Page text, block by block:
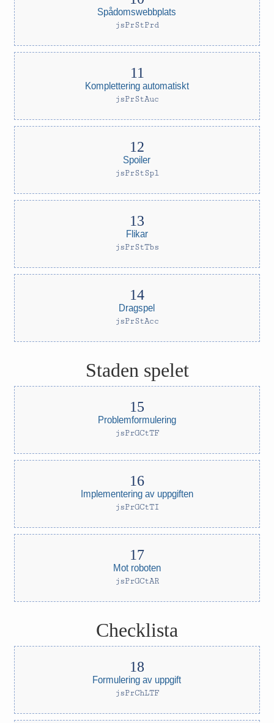
Spådomswebbplats
jsPrStPrd
Komplettering automatiskt
jsPrStAuc
Spoiler
jsPrStSpl
Flikar
jsPrStTbs
Dragspel
jsPrStAcc
Staden spelet
Problemformulering
jsPrGCtTF
Implementering av uppgiften
jsPrGCtTI
Mot roboten
jsPrGCtAR
Checklista
Formulering av uppgift
jsPrChLTF